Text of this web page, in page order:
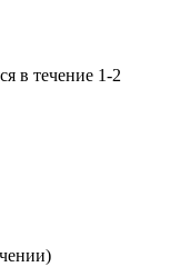
в течение 1-2